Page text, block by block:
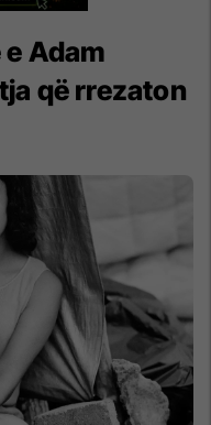
Adam
që rrezaton